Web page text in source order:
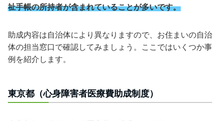
祉手帳の所持者が含まれていることが多いです。
助成内容は自治体により異なりますので、お住まいの自治
体の担当窓口で確認してみましょう。ここではいくつか事
例を紹介します。
東京都（心身障害者医療費助成制度）